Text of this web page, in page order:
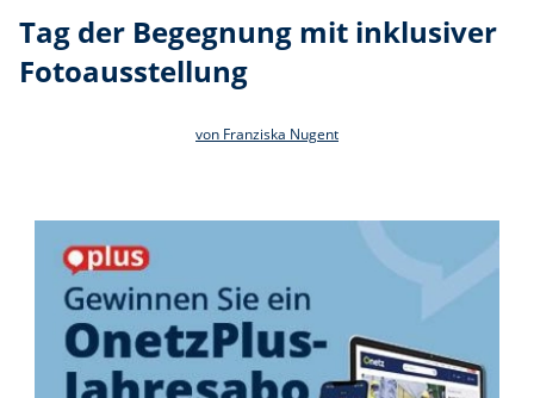
Tag der Begegnung mit inklusiver
Fotoausstellung
von Franziska Nugent